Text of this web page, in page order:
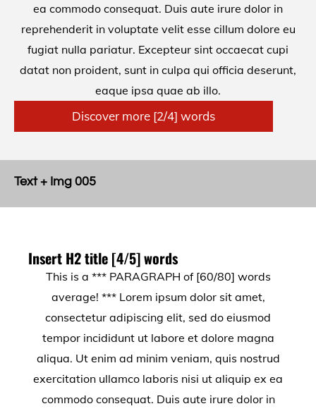
ea commodo consequat. Duis aute irure dolor in
reprehenderit in voluptate velit esse cillum dolore eu
fugiat nulla pariatur. Excepteur sint occaecat cupi
datat non proident, sunt in culpa qui officia deserunt,
eaque ipsa quae ab illo.
Discover more [2/4] words
Text + Img 005
Insert H2 title [4/5] words
This is a *** PARAGRAPH of [60/80] words
average! *** Lorem ipsum dolor sit amet,
consectetur adipiscing elit, sed do eiusmod
tempor incididunt ut labore et dolore magna
aliqua. Ut enim ad minim veniam, quis nostrud
exercitation ullamco laboris nisi ut aliquip ex ea
commodo consequat. Duis aute irure dolor in